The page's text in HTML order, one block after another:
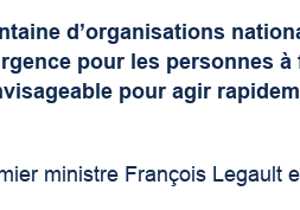
d’organisations
pour les personnes à
pour agir
ministre François Legault